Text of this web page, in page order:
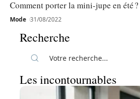
Comment porter la mini-jupe en été ?
Mode 31/08/2022
Recherche
Les incontournables